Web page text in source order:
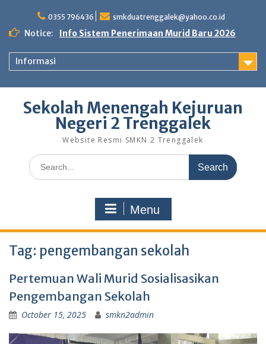
content
0355 796436 smkduatrenggalek@yahoo.co.id
Notice: Info Sistem Penerimaan Murid Baru 2026
Informasi
Sekolah Menengah Kejuruan
Negeri 2 Trenggalek
Website Resmi SMKN 2 Trenggalek
Search
for:
Menu
Tag: pengembangan sekolah
Pertemuan Wali Murid Sosialisasikan
Pengembangan Sekolah
October 15, 2025 smkn2admin